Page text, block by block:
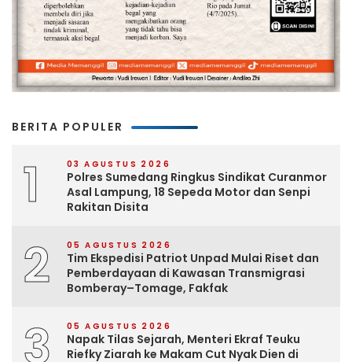
BERITA POPULER
1 03 AGUSTUS 2026
Polres Sumedang Ringkus Sindikat Curanmor
Asal Lampung, 18 Sepeda Motor dan Senpi
Rakitan Disita
2 05 AGUSTUS 2026
Tim Ekspedisi Patriot Unpad Mulai Riset dan
Pemberdayaan di Kawasan Transmigrasi
Bomberay–Tomage, Fakfak
3 05 AGUSTUS 2026
Napak Tilas Sejarah, Menteri Ekraf Teuku
Riefky Ziarah ke Makam Cut Nyak Dien di